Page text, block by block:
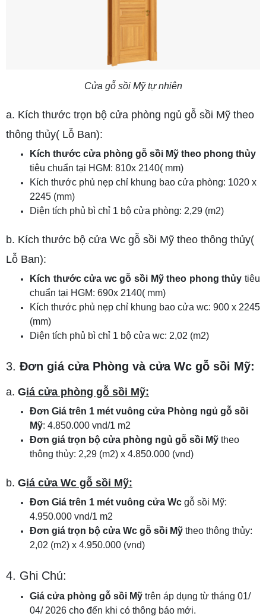
Cửa gỗ sồi Mỹ tự nhiên
a. Kích thước trọn bộ cửa phòng ngủ gỗ sồi Mỹ theo
thông thủy( Lỗ Ban):
Kích thước cửa phòng gỗ sồi Mỹ theo phong thủy
tiêu chuẩn tại HGM: 810x 2140( mm)
Kích thước phủ nẹp chỉ khung bao cửa phòng: 1020 x
2245 (mm)
Diện tích phủ bì chỉ 1 bộ cửa phòng: 2,29 (m2)
b. Kích thước bộ cửa Wc gỗ sồi Mỹ theo thông thủy(
Lỗ Ban):
Kích thước cửa wc gỗ sồi Mỹ theo phong thủy tiêu
chuẩn tại HGM: 690x 2140( mm)
Kích thước phủ nẹp chỉ khung bao cửa wc: 900 x 2245
(mm)
Diện tích phủ bì chỉ 1 bộ cửa wc: 2,02 (m2)
3. Đơn giá cửa Phòng và cửa Wc gỗ sồi Mỹ:
a. Giá cửa phòng gỗ sồi Mỹ:
Đơn Giá trên 1 mét vuông cửa Phòng ngủ gỗ sồi
Mỹ: 4.850.000 vnd/1 m2
Đơn giá trọn bộ cửa phòng ngủ gỗ sồi Mỹ theo
thông thủy: 2,29 (m2) x 4.850.000 (vnd)
b. Giá cửa Wc gỗ sồi Mỹ:
Đơn Giá trên 1 mét vuông cửa Wc gỗ sồi Mỹ:
4.950.000 vnd/1 m2
Đơn giá trọn bộ cửa Wc gỗ sồi Mỹ theo thông thủy:
2,02 (m2) x 4.950.000 (vnd)
4. Ghi Chú:
Giá cửa phòng gỗ sồi Mỹ trên áp dụng từ tháng 01/
04/ 2026 cho đến khi có thông báo mới.